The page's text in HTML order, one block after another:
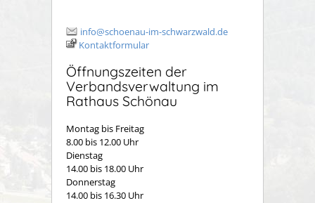
info@schoenau-im-schwarzwald.de
Kontaktformular
Öffnungszeiten der
Verbandsverwaltung im
Rathaus Schönau
Montag bis Freitag
8.00 bis 12.00 Uhr
Dienstag
14.00 bis 18.00 Uhr
Donnerstag
14.00 bis 16.30 Uhr